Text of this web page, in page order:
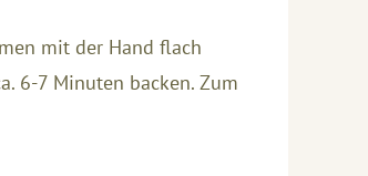
mit der Hand flach
6-7 Minuten backen. Zum